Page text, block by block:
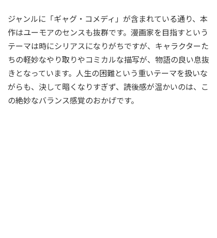
ジャンルに「ギャグ・コメディ」が含まれている通り、本
作はユーモアのセンスも抜群です。漫画家を目指すという
テーマは時にシリアスになりがちですが、キャラクターた
ちの軽妙なやり取りやコミカルな描写が、物語の良い息抜
きとなっています。人生の困難という重いテーマを扱いな
がらも、決して暗くなりすぎず、読後感が温かいのは、こ
の絶妙なバランス感覚のおかげです。